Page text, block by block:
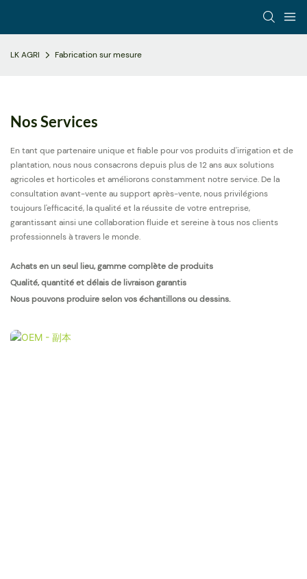
LK AGRI Fabrication sur mesure
Nos Services
En tant que partenaire unique et fiable pour vos produits d'irrigation et de
plantation, nous nous consacrons depuis plus de 12 ans aux solutions
agricoles et horticoles et améliorons constamment notre service. De la
consultation avant-vente au support après-vente, nous privilégions
toujours l'efficacité, la qualité et la réussite de votre entreprise,
garantissant ainsi une collaboration fluide et sereine à tous nos clients
professionnels à travers le monde.
Achats en un seul lieu, gamme complète de produits
Qualité, quantité et délais de livraison garantis
Nous pouvons produire selon vos échantillons ou dessins.